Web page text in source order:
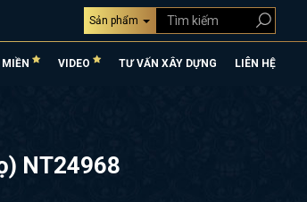
Sản phẩm
VIDEO TƯ VẤN XÂY DỰNG LIÊN HỆ
NT24968